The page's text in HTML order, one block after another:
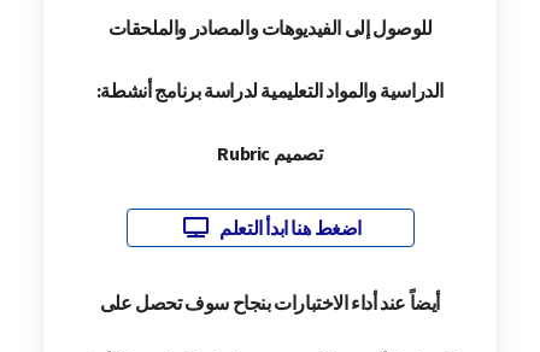
للوصول إلى الفيديوهات والمصادر والملحقات
الدراسية والمواد التعليمية لدراسة برنامج أنشطة:
تصميم Rubric
اضغط هنا ابدأ التعلم
أيضاً عند أداء الاختبارات بنجاح سوف تحصل على